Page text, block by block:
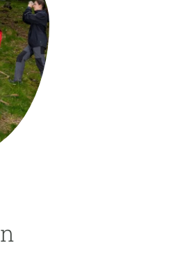
Recursos Humanos
académicas
PF
ERC
de másteres y doctorado
sabático
formación